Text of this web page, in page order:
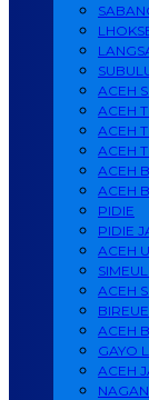
ACEH
ACEH
ACEH
ACEH
ACEH
ACEH
PIDIE
PIDIE
ACEH
ACEH
ACEH
GAYO
ACEH